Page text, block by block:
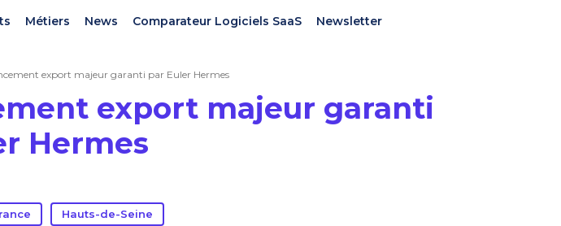
Métiers News Comparateur Logiciels SaaS Newsletter
export majeur garanti par Euler Hermes
export majeur garanti
Hermes
Hauts-de-Seine